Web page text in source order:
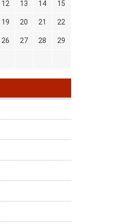
12 13 14 15
19 20 21 22
26 27 28 29